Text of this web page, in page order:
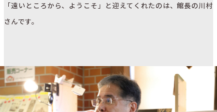
「遠いところから、ようこそ」と迎えてくれたのは、館長の川村
さんです。